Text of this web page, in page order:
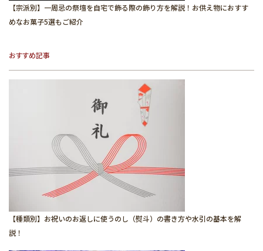
【宗派別】一周忌の祭壇を自宅で飾る際の飾り方を解説！お供え物におすす
めなお菓子5選もご紹介
おすすめ記事
【種類別】お祝いのお返しに使うのし（熨斗）の書き方や水引の基本を解
説！